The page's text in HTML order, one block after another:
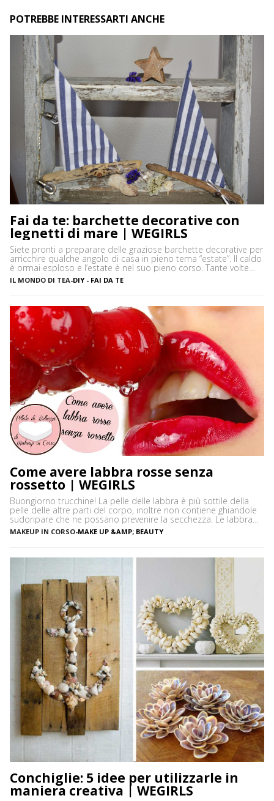
POTREBBE INTERESSARTI ANCHE
Fai da te: barchette decorative con
legnetti di mare | WEGIRLS
Siete pronti a preparare delle graziose barchette decorative per
arricchire qualche angolo di casa in pieno tema “estate”. Il caldo
è ormai esploso e l’estate è nel suo pieno corso. Tante volte
capita, soprattutto se si sta al mare per lunghi periodi, di
annoiarsi un po’ in spiaggia. Non so voi, ma personalmente
IL MONDO DI TEA-DIY - FAI DA TE
Come avere labbra rosse senza
rossetto | WEGIRLS
Buongiorno trucchine! La pelle delle labbra è più sottile della
pelle delle altre parti del corpo, inoltre non contiene ghiandole
sudoripare che ne possano prevenire la secchezza. Le labbra
sono sensibili alle aggressioni ambientali e spesso possono
diventare scure o sbiadite soprattutto a causa dell’esposizione
MAKEUP IN CORSO-MAKE UP &AMP; BEAUTY
Conchiglie: 5 idee per utilizzarle in
maniera creativa | WEGIRLS